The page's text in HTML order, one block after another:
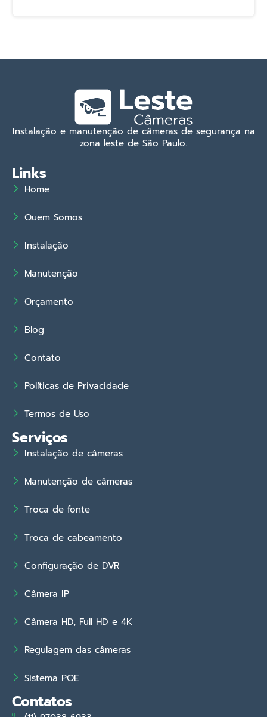
Instalação e manutenção de câmeras de segurança na
zona leste de São Paulo.
Links
Home
Quem Somos
Instalação
Manutenção
Orçamento
Blog
Contato
Políticas de Privacidade
Termos de Uso
Serviços
Instalação de câmeras
Manutenção de câmeras
Troca de fonte
Troca de cabeamento
Configuração de DVR
Câmera IP
Câmera HD, Full HD e 4K
Regulagem das câmeras
Sistema POE
Contatos